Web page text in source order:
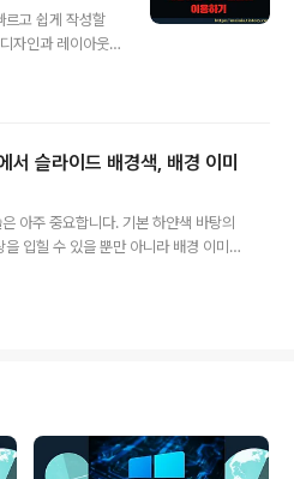
르고 쉽게 작성할
자인과 레이아웃
용하면 전문적인
. 사용자가 원하는
아니지만 수정해
템플릿을 적용
. 프레젠테이션 화
이 나타나면 오른
서 슬라이드 배경색, 배경 이미
아주 중요합니다. 기본 하얀색 바탕의
입힐 수 있을 뿐만 아니라 배경 이미
서를 만들기 위해서는 구글 문서 도구
서 실선 탭에 색상을 선택합니다. ▼ 색
고도 반영 결과를 확인할 수 있습니다.